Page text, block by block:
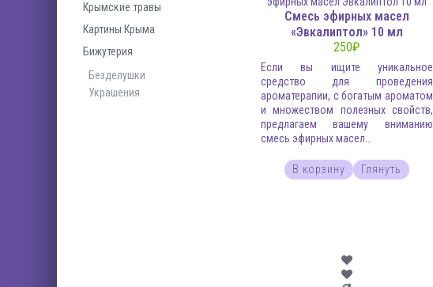
Смесь эфирных масел
«Эвкалиптол» 10 мл
250₽
Если вы ищите уникальное
средство для проведения
ароматерапии, с богатым ароматом
и множеством полезных свойств,
предлагаем вашему вниманию
смесь эфирных масел...
В корзину Глянуть
Крымские травы
Картины Крыма
Бижутерия
Безделушки
Украшения